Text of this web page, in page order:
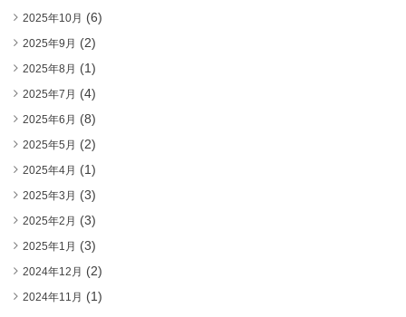
2025年10月 (6)
2025年9月 (2)
2025年8月 (1)
2025年7月 (4)
2025年6月 (8)
2025年5月 (2)
2025年4月 (1)
2025年3月 (3)
2025年2月 (3)
2025年1月 (3)
2024年12月 (2)
2024年11月 (1)